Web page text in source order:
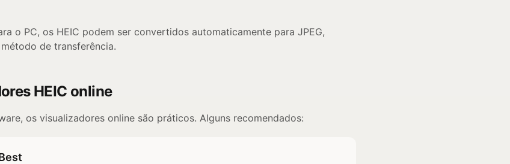
o PC, os HEIC podem ser convertidos automaticamente para JPEG,
de transferência.
HEIC online
os visualizadores online são práticos. Alguns recomendados: